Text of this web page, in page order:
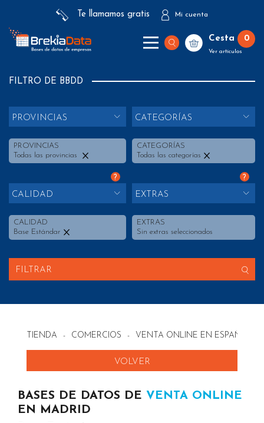
Te llamamos gratis Mi cuenta
Cesta 0
Ver artículos
FILTRO DE BBDD
PROVINCIAS
PROVINCIAS
Todas las provincias
CATEGORÍAS
CATEGORÍAS
Todas las categorías
?
CALIDAD
CALIDAD
Base Estándar
?
EXTRAS
EXTRAS
Sin extras seleccionados
FILTRAR
TIENDA - COMERCIOS - VENTA ONLINE EN ESPAÑA
VOLVER
BASES DE DATOS DE VENTA ONLINE
EN MADRID